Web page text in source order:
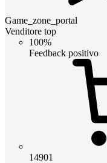
Game_zone_portal
Venditore top
100%
Feedback positivo
14901